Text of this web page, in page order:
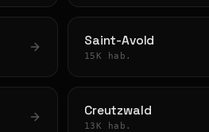
Saint-Avold
15K hab.
Creutzwald
13K hab.